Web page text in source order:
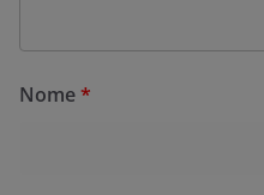
Nome*